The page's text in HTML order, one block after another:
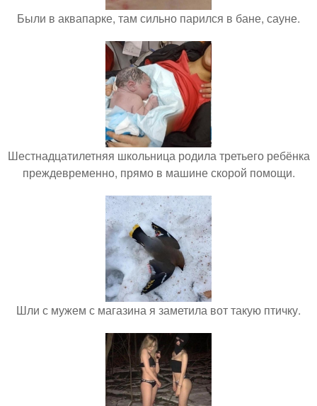
Были в аквапарке, там сильно парился в бане, сауне.
Шестнадцатилетняя школьница родила третьего ребёнка
преждевременно, прямо в машине скорой помощи.
Шли с мужем с магазина я заметила вот такую птичку.